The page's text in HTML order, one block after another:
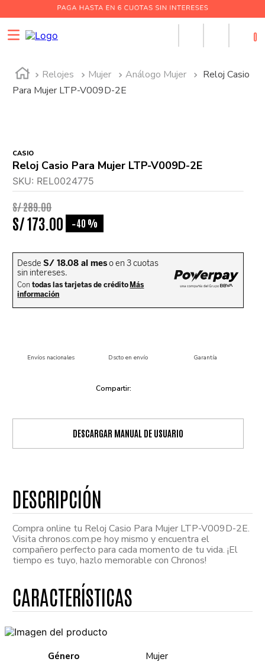
0
Relojes Mujer Análogo Mujer
Reloj Casio
Para Mujer LTP-V009D-2E
CASIO
Reloj Casio Para Mujer LTP-V009D-2E
SKU: REL0024775
S/289.00
S/173 00 -40 %
Envíos nacionales Dscto en envío Garantía
DESCARGAR MANUAL DE USUARIO
Compra online tu Reloj Casio Para Mujer LTP-V009D-2E.
Visita chronos.com.pe hoy mismo y encuentra el
compañero perfecto para cada momento de tu vida. ¡El
tiempo es tuyo, hazlo memorable con Chronos!
Género
Mujer